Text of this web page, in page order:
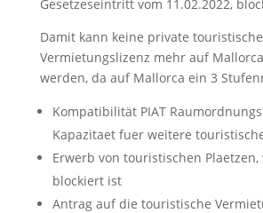
Gesetzeseintritt vom 11.02.2022,
Damit kann keine private touristische
Vermietungslizenz mehr auf
werden, da auf Mallorca ein 3
Kompatibilität PIAT
Kapazitaet fuer weitere
Erwerb von touristischen Plaetzen,
blockiert ist
Antrag auf die touristische